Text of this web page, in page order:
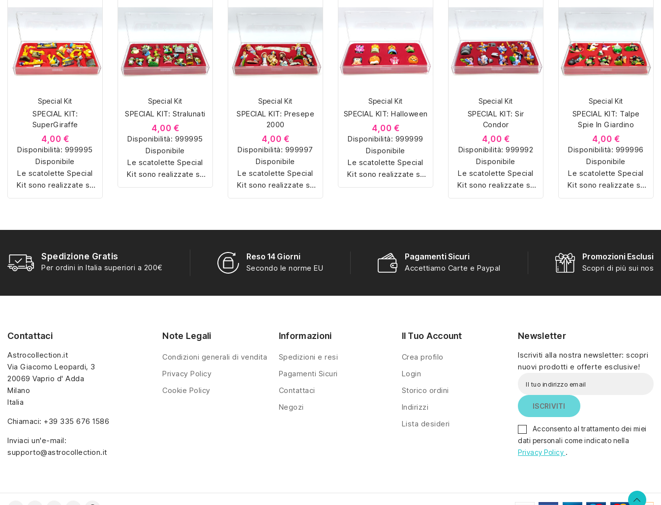
la tua collezione di
sorpresine.
la tua collezione di
sorpresine.
la tua collezione di
la tua collezione di
sorpresine.
Special Kit
SPECIAL KIT:
SuperGiraffe
4,00 €
Disponibilità: 999995
Disponibile
Le scatolette Special
Kit sono realizzate su
misura con materiali di
vellutino rosso e
eleganti e pratiche per
organizzare e mostrare
Special Kit
SPECIAL KIT: Stralunati
4,00 €
Disponibilità: 999995
Disponibile
Le scatolette Special
Kit sono realizzate su
misura con materiali di
offrono soluzioni
la tua collezione di
Special Kit
SPECIAL KIT: Presepe
2000
4,00 €
Disponibilità: 999997
Disponibile
Le scatolette Special
Kit sono realizzate su
misura con materiali di
vellutino rosso e
eleganti e pratiche per
organizzare e mostrare
Special Kit
SPECIAL KIT: Halloween
4,00 €
Disponibilità: 999999
Disponibile
Le scatolette Special
Kit sono realizzate su
misura con materiali di
offrono soluzioni
organizzare e mostrare
la tua collezione di
Special Kit
SPECIAL KIT: Sir
Condor
4,00 €
Disponibilità:999992
Disponibile
Le scatolette Special
Kit sono realizzate su
misura con materiali di
vellutino rosso e
eleganti e pratiche per
organizzare e mostrare
Special Kit
SPECIAL KIT: Talpe
Spie In Giardino
4,00 €
Disponibilità: 999996
Disponibile
Le scatolette Special
Kit sono realizzate su
misura con materiali di
vellutino rosso e
eleganti e pratiche per
organizzare e mostrare
Spedizione Gratis
Per ordini in Italia superiori a 200€
Reso 14 Giorni
Secondo le norme EU
Pagamenti Sicuri
Accettiamo Carte e Paypal
Promozioni
Scopri di più sui
Contattaci
Astrocollection.it
Via Giacomo Leopardi, 3
20069 Vaprio d' Adda
Milano
Italia
Chiamaci: +39 335 676 1586
Inviaci un'e-mail:
supporto@astrocollection.it
Note Legali
Condizioni generali di vendita
Privacy Policy
Cookie Policy
Informazioni
Spedizioni e resi
Pagamenti Sicuri
Contattaci
Negozi
Il Tuo Account
Crea profilo
Login
Storico ordini
Indirizzi
Lista desideri
Newsletter
Iscriviti alla nostra newsletter: scopri
nuovi prodotti e offerte esclusive!
Acconsento al trattamento dei miei
dati personali come indicato nella
Privacy Policy .